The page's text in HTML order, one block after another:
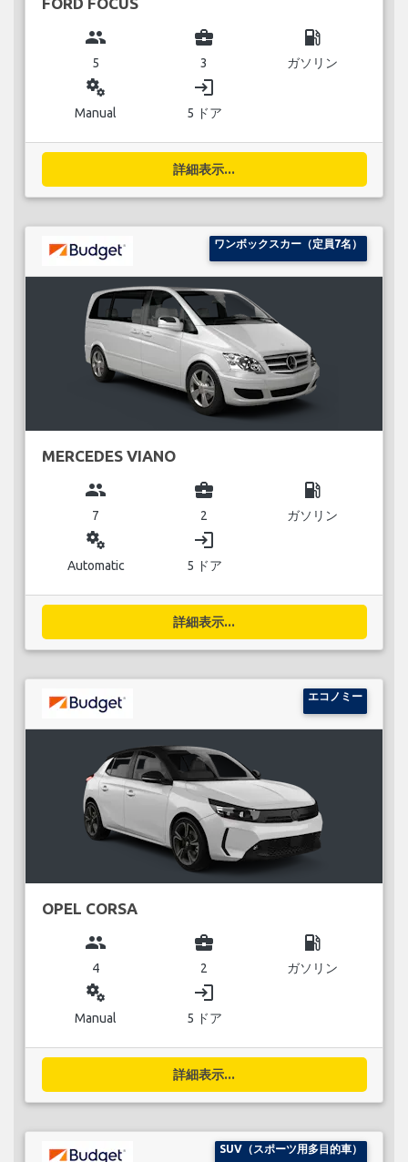
group
5
business_center
3
local_gas_station
ガソリン
miscellaneous_services
Manual
login
5 ドア
詳細表示...
ワンボックスカー（定員7名）
MERCEDES VIANO
group
7
business_center
2
local_gas_station
ガソリン
miscellaneous_services
Automatic
login
5 ドア
詳細表示...
エコノミー
OPEL CORSA
group
4
business_center
2
local_gas_station
ガソリン
miscellaneous_services
Manual
login
5 ドア
詳細表示...
SUV（スポーツ用多目的車）